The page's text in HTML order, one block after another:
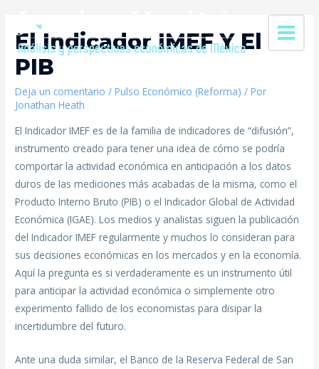
El Indicador IMEF Y El
PIB
Deja un comentario /Pulso Económico (Reforma) / Por
Jonathan Heath
El Indicador IMEF es de la familia de indicadores de “difusión”,
instrumento creado para tener una idea de cómo se podría
comportar la actividad económica en anticipación a los datos
duros de las mediciones más acabadas de la misma, como el
Producto Interno Bruto (PIB) o el Indicador Global de Actividad
Económica (IGAE). Los medios y analistas siguen la publicación
del Indicador IMEF regularmente y muchos lo consideran para
sus decisiones económicas en los mercados y en la economía.
Aquí la pregunta es si verdaderamente es un instrumento útil
para anticipar la actividad económica o simplemente otro
experimento fallido de los economistas para disipar la
incertidumbre del futuro.
Ante una duda similar, el Banco de la Reserva Federal de San